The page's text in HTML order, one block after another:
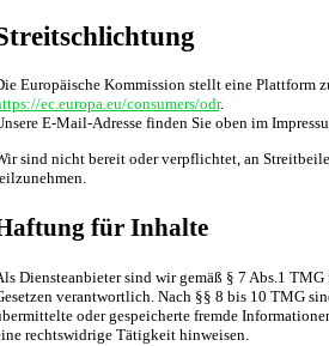
Europäische Kommission stellt eine Plattform
ec.europa.eu/consumers/odr.
E-Mail-Adresse finden Sie oben im
sind nicht bereit oder verpflichtet, an
für Inhalte
Diensteanbieter sind wir gemäß § 7 Abs.1
verantwortlich. Nach §§ 8 bis 10 TMG
oder gespeicherte fremde
rechtswidrige Tätigkeit hinweisen.